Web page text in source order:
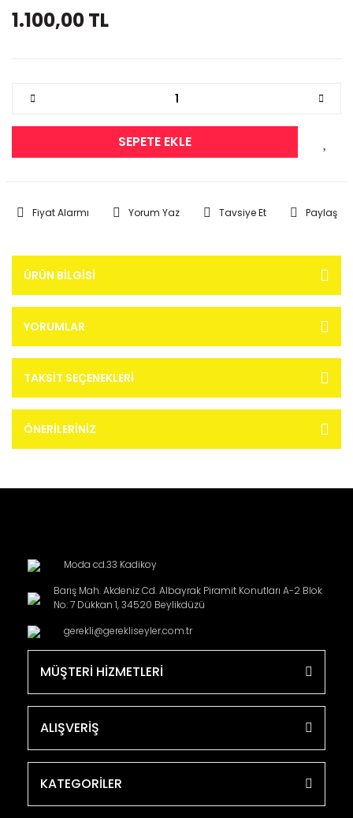
1.100,00 TL
SEPETE EKLE
Fiyat Alarmı Yorum Yaz Tavsiye Et Paylaş
ÜRÜN BILGISI
YORUMLAR
TAKSIT SEÇENEKLERI
ÖNERILERINIZ
Moda cd.33 Kadikoy
Barış Mah. Akdeniz Cd. Albayrak Piramit Konutları A-2 Blok
No: 7 Dükkan 1, 34520 Beylikdüzü
gerekli@gerekliseyler.com.tr
MÜŞTERİ HİZMETLERİ
ALIŞVERİŞ
KATEGORİLER